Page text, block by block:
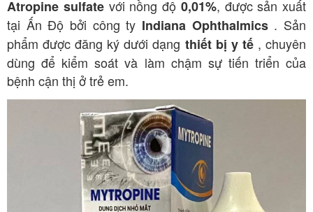
Atropine sulfatevới nồng độ 0,01%, được sản xuất
tại Ấn Độ bởi công ty Indiana Ophthalmics . Sản
phẩm được đăng ký dưới dạng thiết bị y tế , chuyên
dùng để kiểm soát và làm chậm sự tiến triển của
bệnh cận thị ở trẻ em.